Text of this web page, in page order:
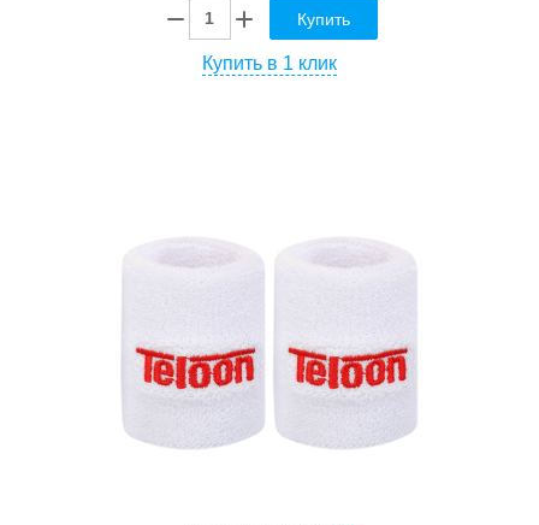
Купить
Купить в 1 клик